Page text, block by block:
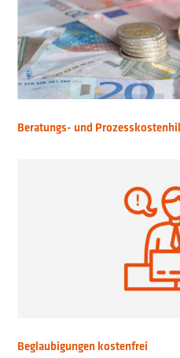
Beratungs- und
Beglaubigungen kostenfrei